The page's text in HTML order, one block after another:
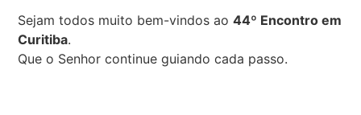
Sejam todos muito bem-vindos ao44º Encontro em
Curitiba.
Que o Senhor continue guiando cada passo.